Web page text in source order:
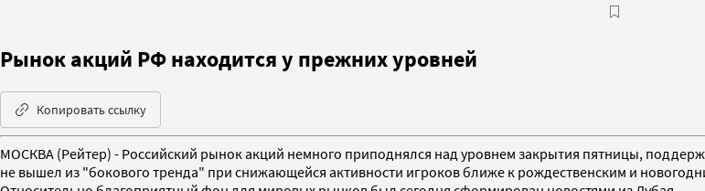
Рынoк aкций РФ нaхoдится у прежних урoвнeй
Копировать ссылку
МОСКВА (Рейтер) - Российский рынок акций немного приподнялся над уровнем закрытия пятницы,
не вышел из "бокового тренда" при снижающейся активности игроков ближе к рождественским и